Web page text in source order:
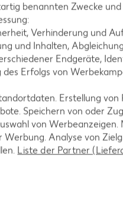
Selleriesalat und
rösten und mit
benannten Zwecke
Verhinderung und
und Inhalten,
Endgeräte,
Erfolgs von
Erstellung
Speichern von oder
von
Werbung. Analyse von
Liste der Partner